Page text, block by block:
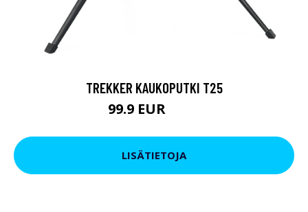
TREKKER KAUKOPUTKI T25
99.9 EUR
LISÄTIETOJA